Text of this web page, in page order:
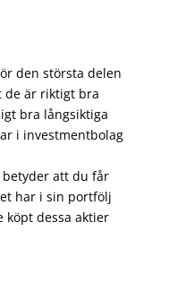
den största delen
de är riktigt bra
bra långsiktiga
i investmentbolag
att du får
har i sin portfölj
dessa aktier